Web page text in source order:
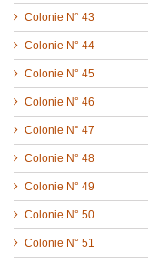
Colonie N° 43
Colonie N° 44
Colonie N° 45
Colonie N° 46
Colonie N° 47
Colonie N° 48
Colonie N° 49
Colonie N° 50
Colonie N° 51